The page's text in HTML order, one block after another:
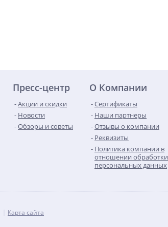
Пресс-центр
Акции и скидки
Новости
Обзоры и советы
О Компании
Сертификаты
Наши партнеры
Отзывы о компании
Реквизиты
Политика компании в
отношении обработки
персональных данных
Карта сайта